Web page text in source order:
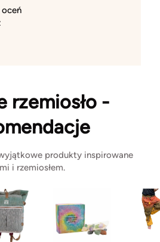
rzemiosło -
produkty inspirowane
i rzemiosłem.